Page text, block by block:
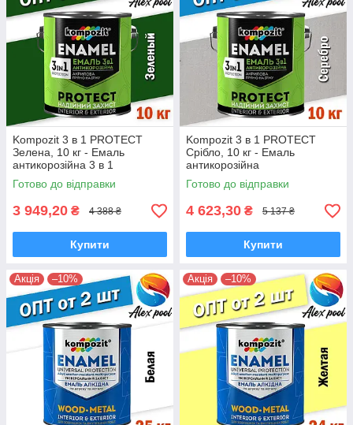
Kompozit 3 в 1 PROTECT
Зелена, 10 кг - Емаль
антикорозійна 3 в 1
універсальна
Готово до відправки
3 949,20 ₴ 4 388 ₴
Купити
Kompozit 3 в 1 PROTECT
Срібло, 10 кг - Емаль
антикорозійна
Готово до відправки
4 623,30 ₴ 5 137 ₴
Купити
Акція –10% Акція –10%